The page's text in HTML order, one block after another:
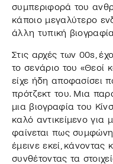
συμπεριφορά του
κάποιο μεγαλύτερο
άλλη τυπική
Στις αρχές των 00s,
το σενάριο του «Θεοί
είχε ήδη αποφασίσει
πρότζεκτ του. Μια
μια βιογραφία του
καλό αντικείμενο για
φαίνεται πως
έμεινε εκεί, κάνοντας
συνθέτοντας τα